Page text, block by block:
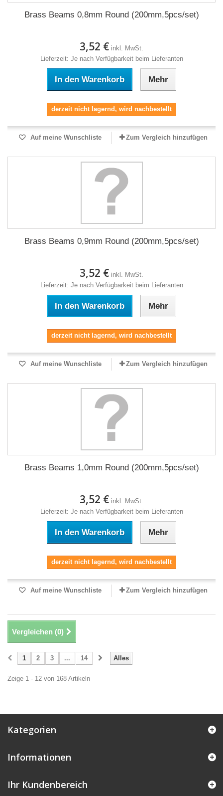
Brass Beams 0,8mm Round (200mm,5pcs/set)
3,52 € inkl. MwSt.
Lieferzeit: Je nach Verfügbarkeit beim Lieferanten
In den Warenkorb Mehr
derzeit nicht lagernd, wird nachbestellt
Auf meine Wunschliste Zum Vergleich hinzufügen
Brass Beams 0,9mm Round (200mm,5pcs/set)
3,52 € inkl. MwSt.
Lieferzeit: Je nach Verfügbarkeit beim Lieferanten
In den Warenkorb Mehr
derzeit nicht lagernd, wird nachbestellt
Auf meine Wunschliste Zum Vergleich hinzufügen
Brass Beams 1,0mm Round (200mm,5pcs/set)
3,52 € inkl. MwSt.
Lieferzeit: Je nach Verfügbarkeit beim Lieferanten
In den Warenkorb Mehr
derzeit nicht lagernd, wird nachbestellt
Auf meine Wunschliste Zum Vergleich hinzufügen
Vergleichen (0)
Alles
1 2 3 ... 14
Zeige 1 - 12 von 168 Artikeln
Kategorien
Informationen
Ihr Kundenbereich